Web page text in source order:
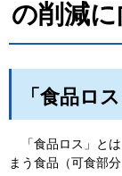
の削減
「食品ロ
「食品ロス」と
まう食品（可食部